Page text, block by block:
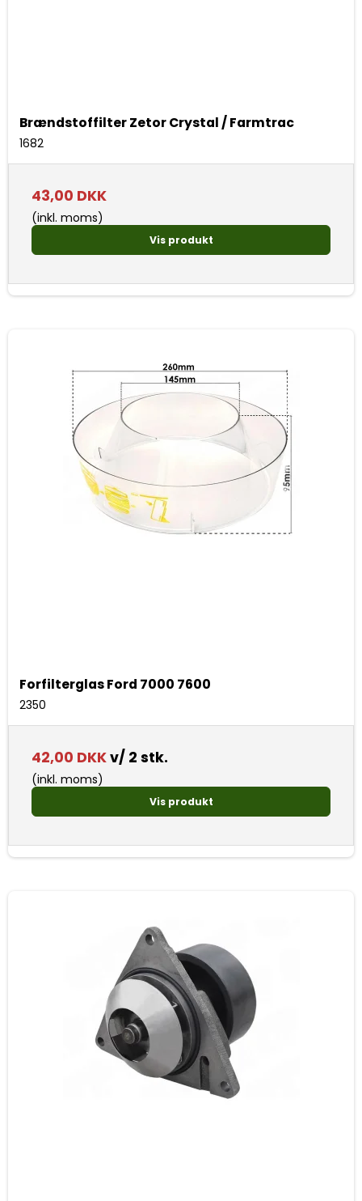
Brændstoffilter Zetor Crystal / Farmtrac
1682
43,00 DKK
(inkl. moms)
Vis produkt
Forfilterglas Ford 7000 7600
2350
42,00 DKKv/ 2 stk.
(inkl. moms)
Vis produkt